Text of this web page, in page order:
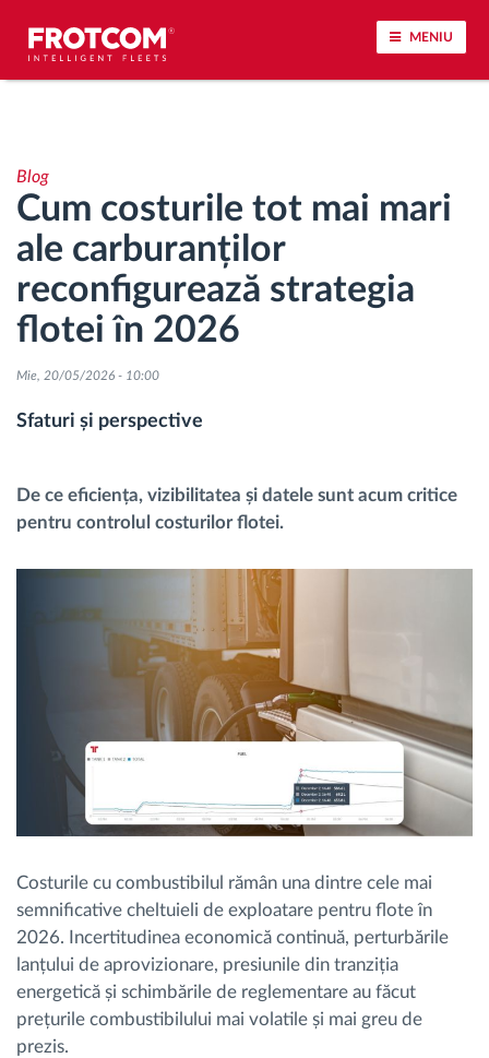
MENIU
Analiza stilului de condus
Monitorizarea timpilor de conducere
Workforce management
Controlul accesului
Managementul combustibilului
Identificarea automată a șoferului
Descopera toate facilitatile
Cum satisfacem fiecare necesitate a flotei
Calculator de economii
Blog
Cum costurile tot mai mari
ale carburanților
reconfigurează strategia
flotei în 2026
Mie, 20/05/2026 - 10:00
Sfaturi și perspective
De ce eficiența, vizibilitatea și datele sunt acum critice
pentru controlul costurilor flotei.
Costurile cu combustibilul rămân una dintre cele mai
semnificative cheltuieli de exploatare pentru flote în
2026. Incertitudinea economică continuă, perturbările
lanțului de aprovizionare, presiunile din tranziția
energetică și schimbările de reglementare au făcut
prețurile combustibilului mai volatile și mai greu de
prezis.